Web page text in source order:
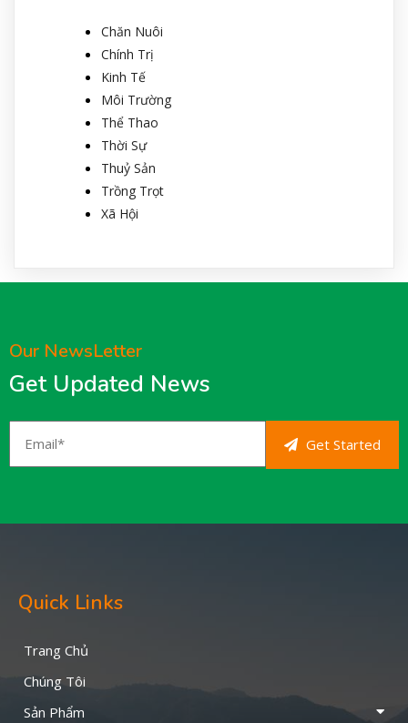
Chăn Nuôi
Chính Trị
Kinh Tế
Môi Trường
Thể Thao
Thời Sự
Thuỷ Sản
Trồng Trọt
Xã Hội
Our NewsLetter
Get Updated News
Get Started
Quick Links
Trang Chủ
Chúng Tôi
Sản Phẩm